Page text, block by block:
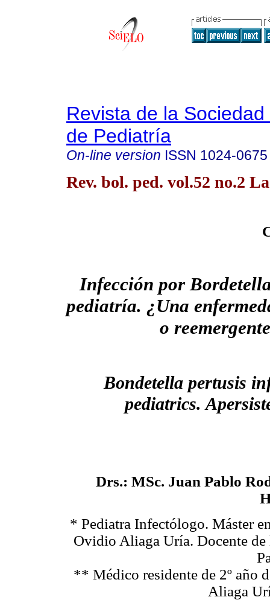
Revista de la
de Pediatría
On-line version ISSN 1024-0675
Rev. bol. ped. vol.52 no.2
Infección por
pediatría. ¿Una
o
Bondetella pertusis
pediatrics.
Drs.: MSc. Juan Pablo
* Pediatra Infectólogo. Máster
Ovidio Aliaga Uría. Docente
** Médico residente de 2º año
Aliaga